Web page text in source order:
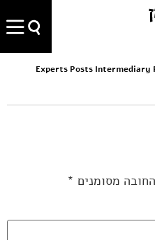
Experts Posts Intermediary
מסומנים *